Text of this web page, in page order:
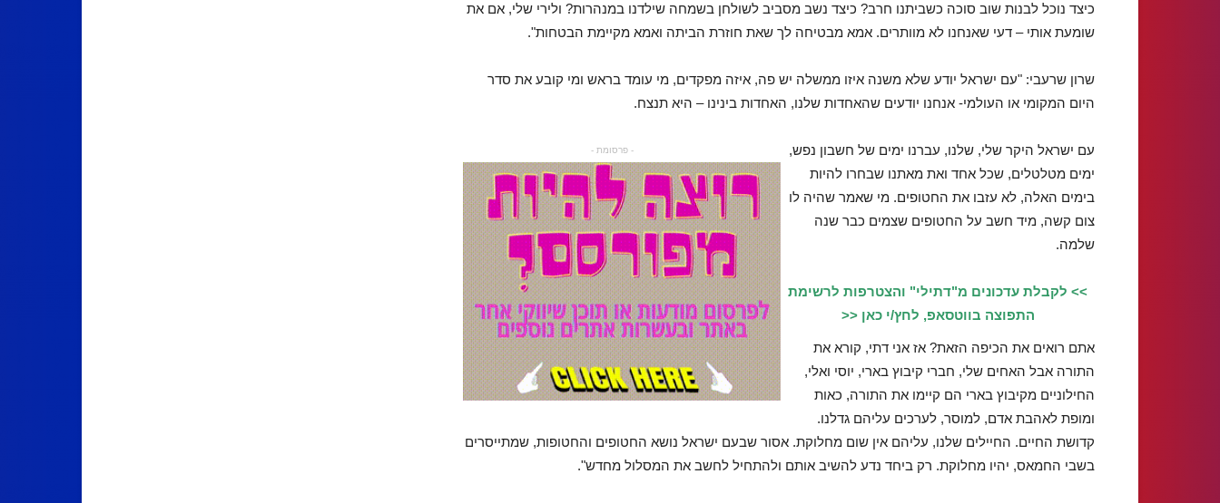
כיצד נוכל לבנות שוב סוכה כשביתנו חרב? כיצד נשב מסביב לשולחן בשמחה שילדנו במנהרות? ולירי שלי, אם את
שומעת אותי – דעי שאנחנו לא מוותרים. אמא מבטיחה לך שאת חוזרת הביתה ואמא מקיימת הבטחות".
שרון שרעבי: "עם ישראל יודע שלא משנה איזו ממשלה יש פה, איזה מפקדים, מי עומד בראש ומי קובע את סדר
היום המקומי או העולמי- אנחנו יודעים שהאחדות שלנו, האחדות בינינו – היא תנצח.
- פרסומת -
עם ישראל היקר שלי, שלנו, עברנו ימים של חשבון נפש,
ימים מטלטלים, שכל אחד ואת מאתנו שבחרו להיות
בימים האלה, לא עזבו את החטופים. מי שאמר שהיה לו
צום קשה, מיד חשב על החטופים שצמים כבר שנה
שלמה.
>> לקבלת עדכונים מ"דתילי" והצטרפות לרשימת
התפוצה בווטסאפ, לחץ/י כאן <<
אתם רואים את הכיפה הזאת? אז אני דתי, קורא את
התורה אבל האחים שלי, חברי קיבוץ בארי, יוסי ואלי,
החילוניים מקיבוץ בארי הם קיימו את התורה, כאות
ומופת לאהבת אדם, למוסר, לערכים עליהם גדלנו.
קדושת החיים. החיילים שלנו, עליהם אין שום מחלוקת. אסור שבעם ישראל נושא החטופים והחטופות, שמתייסרים
בשבי החמאס, יהיו מחלוקת. רק ביחד נדע להשיב אותם ולהתחיל לחשב את המסלול מחדש".